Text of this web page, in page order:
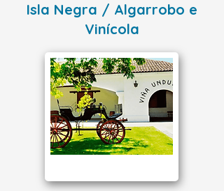
Isla Negra / Algarrobo e
Vinícola